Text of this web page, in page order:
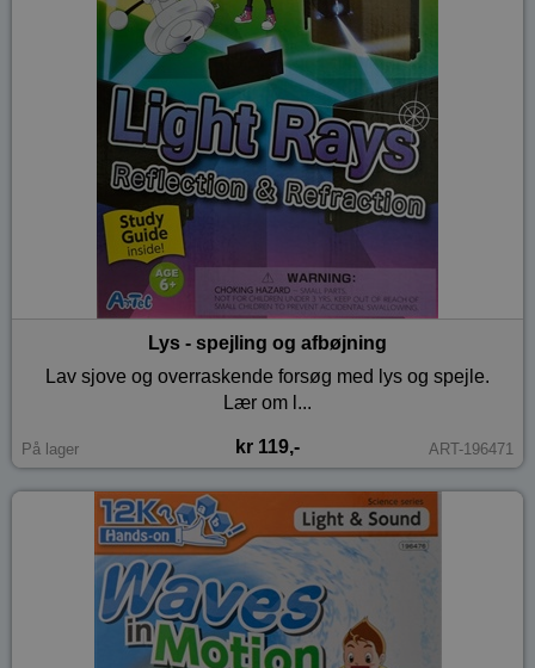
Lys - spejling og afbøjning
Lav sjove og overraskende forsøg med lys og spejle.
Lær om l...
På lager kr 119,- ART-196471